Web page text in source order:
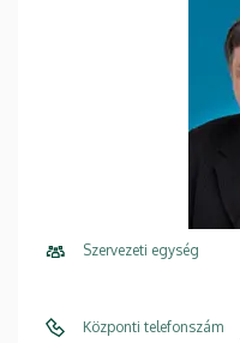
Szervezeti egység
Központi telefonszám